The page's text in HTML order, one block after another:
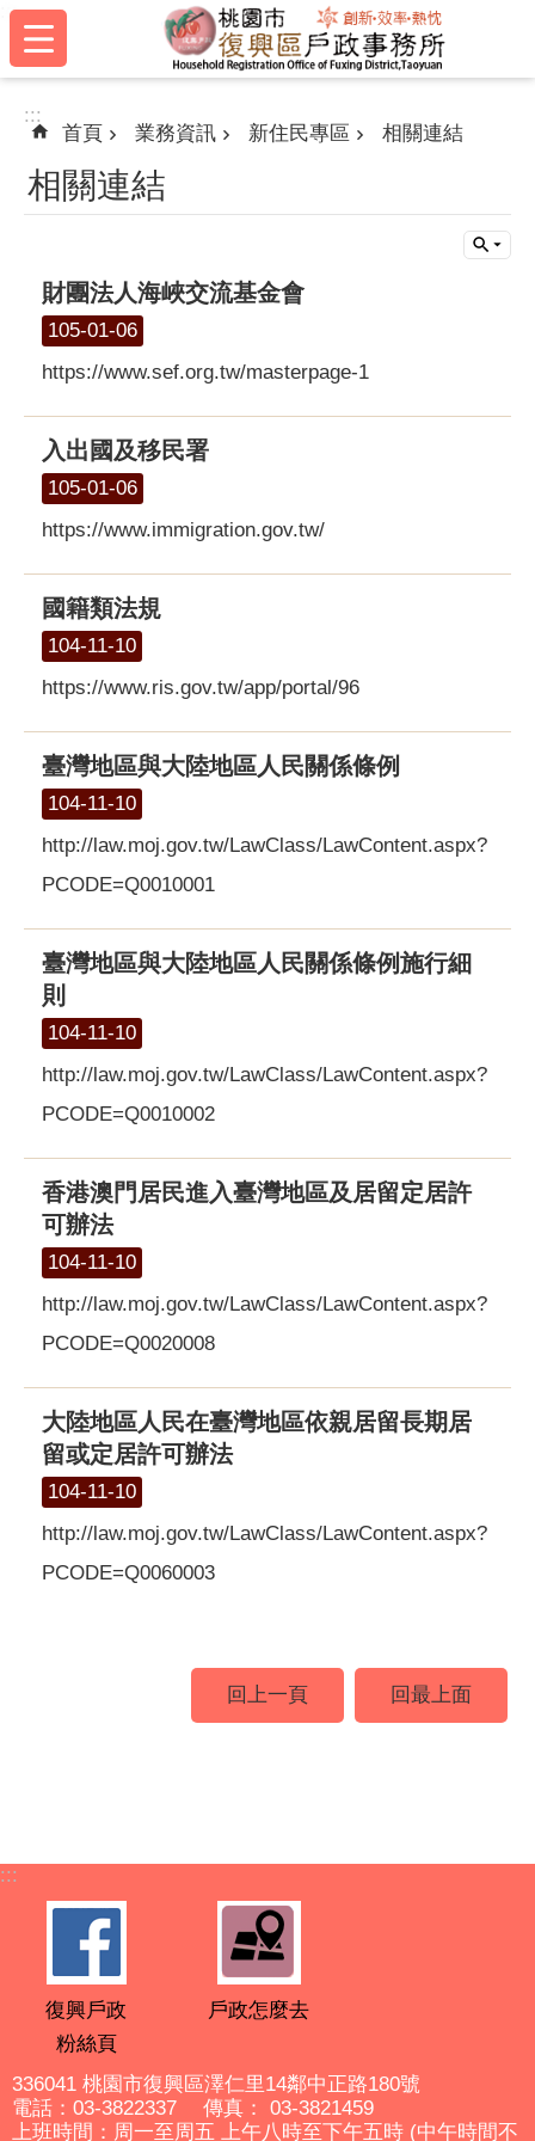
跳到主要內容區塊
:::
:::
首頁 業務資訊 新住民專區 相關連結
相關連結
財團法人海峽交流基金會
105-01-06
https://www.sef.org.tw/masterpage-1
入出國及移民署
105-01-06
https://www.immigration.gov.tw/
國籍類法規
104-11-10
https://www.ris.gov.tw/app/portal/96
臺灣地區與大陸地區人民關係條例
104-11-10
http://law.moj.gov.tw/LawClass/LawContent.aspx?
PCODE=Q0010001
臺灣地區與大陸地區人民關係條例施行細
則
104-11-10
http://law.moj.gov.tw/LawClass/LawContent.aspx?
PCODE=Q0010002
香港澳門居民進入臺灣地區及居留定居許
可辦法
104-11-10
http://law.moj.gov.tw/LawClass/LawContent.aspx?
PCODE=Q0020008
大陸地區人民在臺灣地區依親居留長期居
留或定居許可辦法
104-11-10
http://law.moj.gov.tw/LawClass/LawContent.aspx?
PCODE=Q0060003
回上一頁 回最上面
:::
復興戶政
粉絲頁
戶政怎麼去
336041 桃園市復興區澤仁里14鄰中正路180號
電話：03-3822337 傳真： 03-3821459
上班時間：周一至周五 上午八時至下午五時 (中午時間不